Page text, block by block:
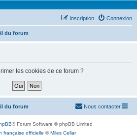
Connexion
Inscription
du forum
les cookies de ce forum ?
du forum Nous contacter
® Forum Software © phpBB Limited
française officielle ©Miles Cellar